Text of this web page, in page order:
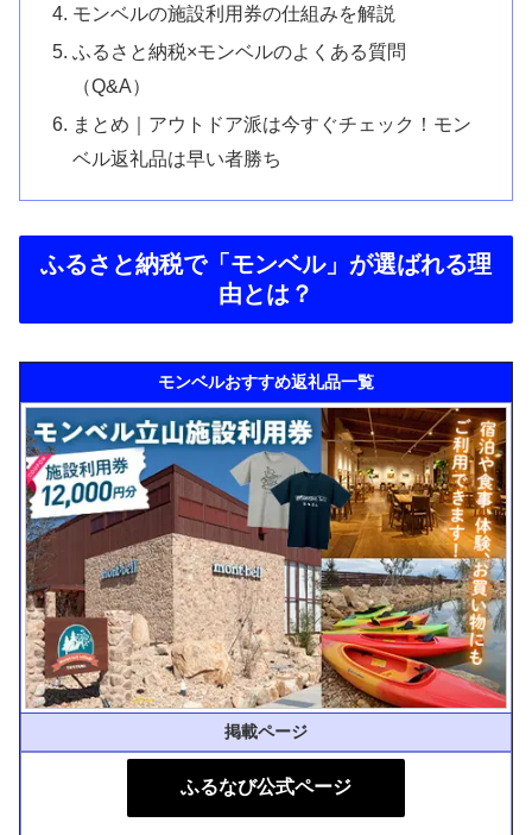
モンベルの施設利用券の仕組みを解説
ふるさと納税×モンベルのよくある質問
（Q&A）
まとめ｜アウトドア派は今すぐチェック！モン
ベル返礼品は早い者勝ち
ふるさと納税で「モンベル」が選ばれる理
由とは？
モンベルおすすめ返礼品一覧
掲載ページ
ふるなび公式ページ